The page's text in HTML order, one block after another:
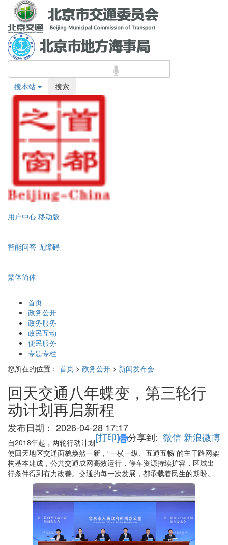
搜本站 搜索
用户中心 移动版
智能问答 无障碍
繁体简体
首页
政务公开
政务服务
政民互动
便民服务
专题专栏
您所在的位置： 首页 > 政务公开 > 新闻发布会
回天交通八年蝶变，第三轮行
动计划再启新程
发布日期： 2026-04-28 17:17
[打印] 分享到: 微信 新浪微博
自2018年起，两轮行动计划
使回天地区交通面貌焕然一新，“一横一纵、五通五畅”的主干路网架
构基本建成，公共交通成网高效运行，停车资源持续扩容，区域出
行条件得到有力改善。交通的每一次发展，都承载着民生的期盼。